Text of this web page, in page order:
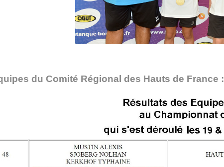
du Comité Régional des Hauts de France :